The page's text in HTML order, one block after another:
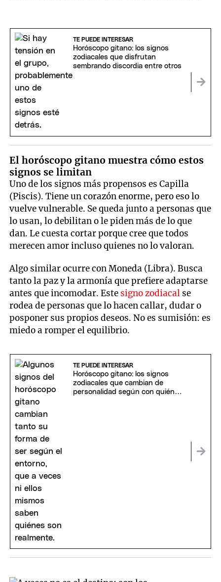
TE PUEDE INTERESAR
Horóscopo gitano: los signos
zodiacales que disfrutan
sembrando discordia entre otros
El horóscopo gitano muestra cómo estos
signos se limitan
Uno de los signos más propensos es Capilla
(Piscis). Tiene un corazón enorme, pero eso lo
vuelve vulnerable. Se queda junto a personas que
lo usan, lo debilitan o le piden más de lo que
dan. Le cuesta cortar porque cree que todos
merecen amor incluso quienes no lo valoran.
Algo similar ocurre con Moneda (Libra). Busca
tanto la paz y la armonía que prefiere adaptarse
antes que incomodar. Este signo zodiacal se
rodea de personas que lo hacen callar, dudar o
posponer sus propios deseos. No es sumisión: es
miedo a romper el equilibrio.
TE PUEDE INTERESAR
Horóscopo gitano: los signos
zodiacales que cambian de
personalidad según con quién